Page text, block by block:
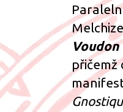
Voudon
přičemž